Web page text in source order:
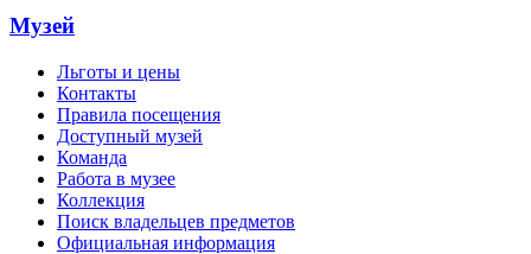
Музей
Льготы и цены
Контакты
Правила посещения
Доступный музей
Команда
Работа в музее
Коллекция
Поиск владельцев предметов
Официальная информация